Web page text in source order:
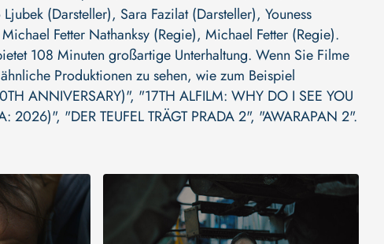
(Darsteller), Sara Fazilat (Darsteller), Youness
Michael Fetter Nathanksy (Regie), Michael Fetter (Regie).
108 Minuten großartige Unterhaltung. Wenn Sie Filme
Produktionen zu sehen, wie zum Beispiel
ANNIVERSARY)", "17TH ALFILM: WHY DO I SEE YOU
2026)", "DER TEUFEL TRÄGT PRADA 2", "AWARAPAN 2".